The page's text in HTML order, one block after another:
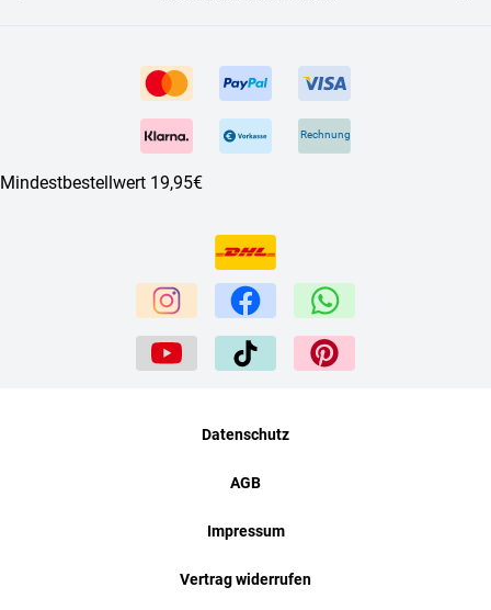
Rechnung
Mindestbestellwert 19,95€
Datenschutz
AGB
Impressum
Vertrag widerrufen